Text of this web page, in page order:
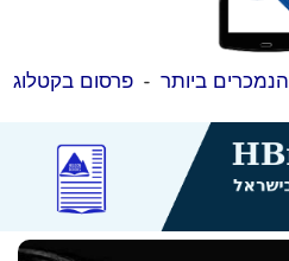
הנמכרים ביותר -פרסום בקטלוג